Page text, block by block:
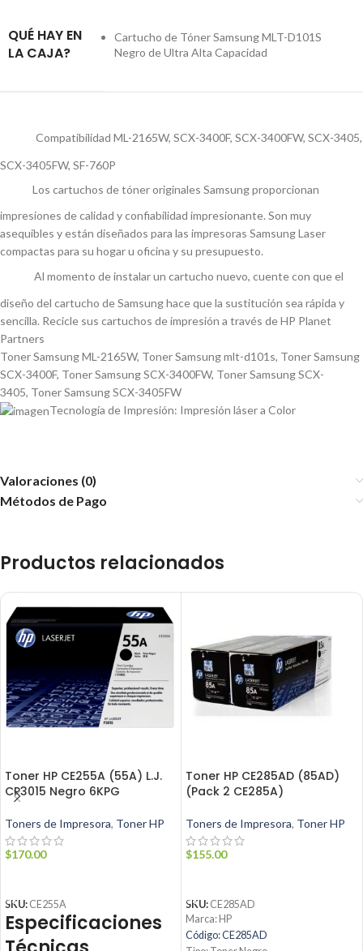
QUÉ HAY EN
LA CAJA?
Cartucho de Tóner Samsung MLT-D101S
Negro de Ultra Alta Capacidad
Compatibilidad ML-2165W, SCX-3400F, SCX-3400FW, SCX-3405,
SCX-3405FW, SF-760P
Los cartuchos de tóner originales Samsung proporcionan
impresiones de calidad y confiabilidad impresionante. Son muy
asequibles y están diseñados para las impresoras Samsung Laser
compactas para su hogar u oficina y su presupuesto.
Al momento de instalar un cartucho nuevo, cuente con que el
diseño del cartucho de Samsung hace que la sustitución sea rápida y
sencilla. Recicle sus cartuchos de impresión a través de HP Planet
Partners
Toner Samsung ML-2165W, Toner Samsung mlt-d101s, Toner Samsung
SCX-3400F, Toner Samsung SCX-3400FW, Toner Samsung SCX-
3405, Toner Samsung SCX-3405FW
Tecnología de Impresión: Impresión láser a Color
Valoraciones (0)
Métodos de Pago
Productos relacionados
Toner HP CE255A (55A) L.J.
CP3015 Negro 6KPG
Toners de Impresora, Toner HP
$170.00
SKU: CE255A
Especificaciones
Toner HP CE285AD (85AD)
(Pack 2 CE285A)
Toners de Impresora, Toner HP
$155.00
SKU: CE285AD
Marca: HP
Código: CE285AD